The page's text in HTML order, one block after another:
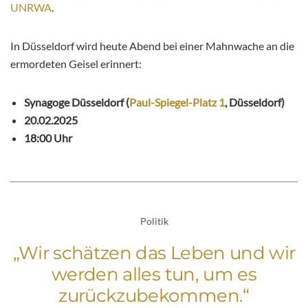
UNRWA.
In Düsseldorf wird heute Abend bei einer Mahnwache an die
ermordeten Geisel erinnert:
Synagoge Düsseldorf (Paul-Spiegel-Platz 1, Düsseldorf)
20.02.2025
18:00 Uhr
Politik
„Wir schätzen das Leben und wir
werden alles tun, um es
zurückzubekommen.“